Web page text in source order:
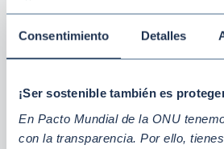
Consentimiento Detalles
¡Ser sostenible también es
En Pacto Mundial de la ONU
con la transparencia. Por ello,
Formando a todas las
Utilizando tecnologías
con un enfoque de
data, la inteligencia artificial o el